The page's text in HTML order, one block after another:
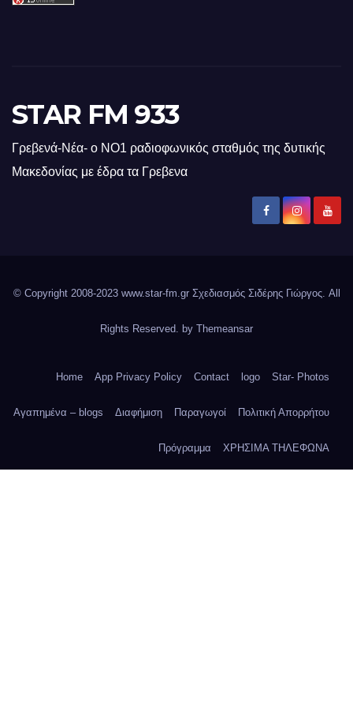
STAR FM 933
Γρεβενά-Νέα- ο ΝΟ1 ραδιοφωνικός σταθμός της δυτικής
Μακεδονίας με έδρα τα Γρεβενα
© Copyright 2008-2023 www.star-fm.gr Σχεδιασμός Σιδέρης Γιώργος. All
Rights Reserved. by Themeansar
Home App Privacy Policy Contact logo Star- Photos
Αγαπημένα – blogs Διαφήμιση Παραγωγοί Πολιτική Απορρήτου
Πρόγραμμα ΧΡΗΣΙΜΑ ΤΗΛΕΦΩΝΑ